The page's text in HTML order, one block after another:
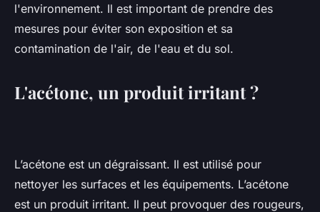
l'environnement. Il est important de prendre des
mesures pour éviter son exposition et sa
contamination de l'air, de l'eau et du sol.
L'acétone, un produit irritant ?
L’acétone est un dégraissant. Il est utilisé pour
nettoyer les surfaces et les équipements. L’acétone
est un produit irritant. Il peut provoquer des rougeurs,